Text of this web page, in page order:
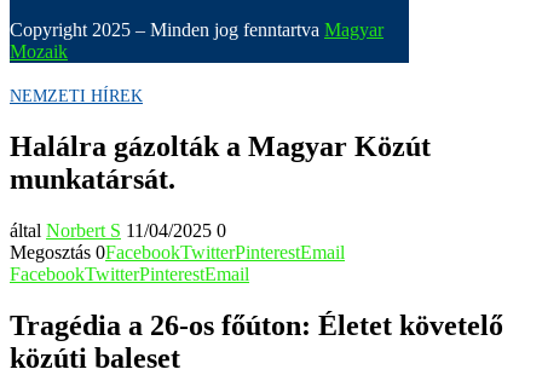
Copyright 2025 – Minden jog fenntartva Magyar
Mozaik
NEMZETI HÍREK
Halálra gázolták a Magyar Közút
munkatársát.
által Norbert S 11/04/2025 0
Megosztás 0FacebookTwitterPinterestEmail
FacebookTwitterPinterestEmail
Tragédia a 26-os főúton: Életet követelő
közúti baleset